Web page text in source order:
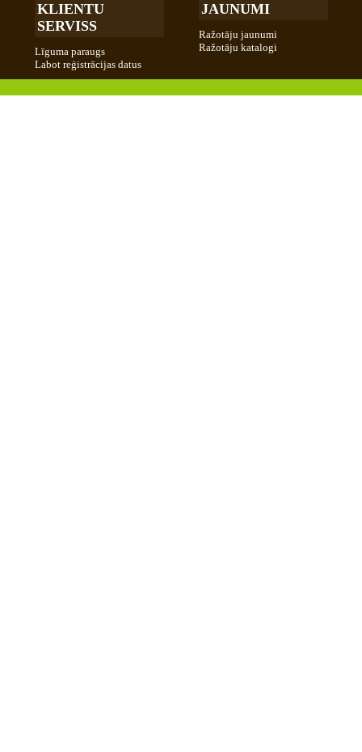
KLIENTU
SERVISS
Līguma paraugs
Labot reģistrācijas datus
JAUNUMI
Ražotāju jaunumi
Ražotāju katalogi